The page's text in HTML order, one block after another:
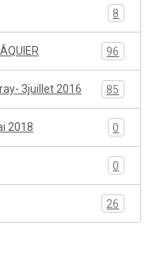
8
96
3juillet 2016 85
2018 0
0
26